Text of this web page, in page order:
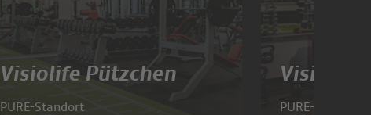
Visiolife Pützchen
PURE-Standort
Visiolife
PURE-Standort